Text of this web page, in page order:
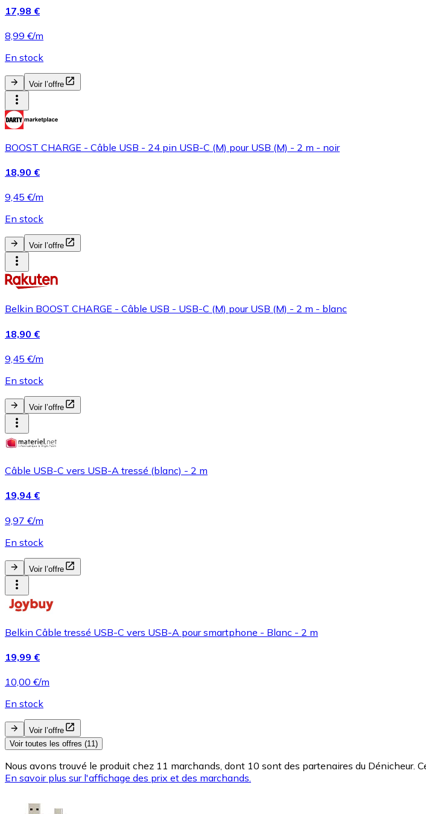
17,98 €
8,99 €/m
En stock
Voir l’offre
BOOST CHARGE - Câble USB - 24 pin USB-C (M) pour USB (M) - 2 m - noir
18,90 €
9,45 €/m
En stock
Voir l’offre
Belkin BOOST CHARGE - Câble USB - USB-C (M) pour USB (M) - 2 m - blanc
18,90 €
9,45 €/m
En stock
Voir l’offre
Câble USB-C vers USB-A tressé (blanc) - 2 m
19,94 €
9,97 €/m
En stock
Voir l’offre
Belkin Câble tressé USB-C vers USB-A pour smartphone - Blanc - 2 m
19,99 €
10,00 €/m
En stock
Voir l’offre
Voir toutes les offres (11)
Nous avons trouvé le produit chez 11 marchands, dont 10 sont des partenaires du
En savoir plus sur l'affichage des prix et des marchands.